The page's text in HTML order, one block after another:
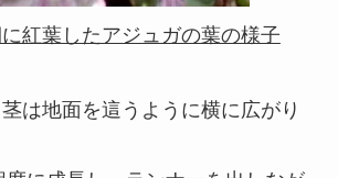
紅葉したアジュガの葉の様子
は地面を這うように横に広がり